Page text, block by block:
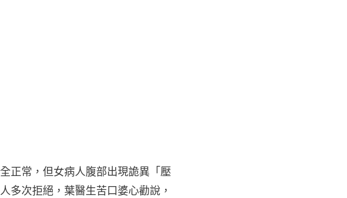
正常，但女病人腹部出現詭異「壓
多次拒絕，葉醫生苦口婆心勸說，